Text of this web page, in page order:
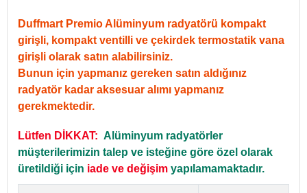
Duffmart Premio Alüminyum radyatörü kompakt
girişli, kompakt ventilli ve çekirdek termostatik vana
girişli olarak satın alabilirsiniz.
Bunun için yapmanız gereken satın aldığınız
radyatör kadar aksesuar alımı yapmanız
gerekmektedir.
Lütfen DİKKAT: Alüminyum radyatörler
müşterilerimizin talep ve isteğine göre özel olarak
üretildiği için iade ve değişim yapılamamaktadır.